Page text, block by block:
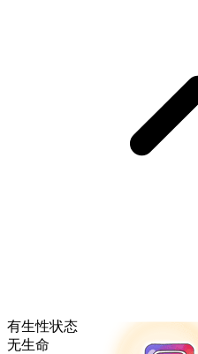
有生性状态
无生命